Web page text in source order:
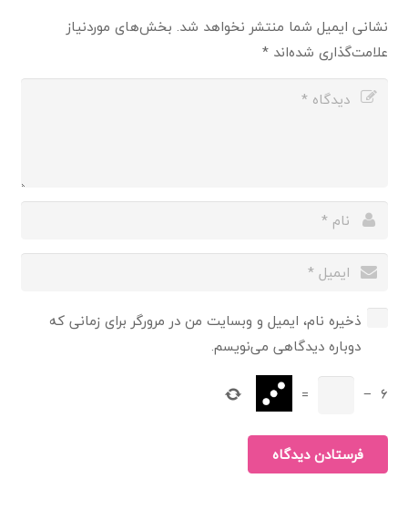
نشانی ایمیل شما منتشر نخواهد شد. بخش‌های موردنیاز
علامت‌گذاری شده‌اند*
ذخیره نام، ایمیل و وبسایت من در مرورگر برای زمانی که
دوباره دیدگاهی می‌نویسم.
6
−
=
فرستادن دیدگاه